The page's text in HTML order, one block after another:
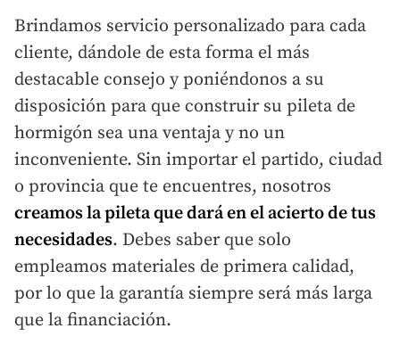
Brindamos servicio personalizado para cada
cliente, dándole de esta forma el más
destacable consejo y poniéndonos a su
disposición para que construir su pileta de
hormigón sea una ventaja y no un
inconveniente. Sin importar el partido, ciudad
o provincia que te encuentres, nosotros
creamos la pileta que dará en el acierto de tus
necesidades. Debes saber que solo
empleamos materiales de primera calidad,
por lo que la garantía siempre será más larga
que la financiación.